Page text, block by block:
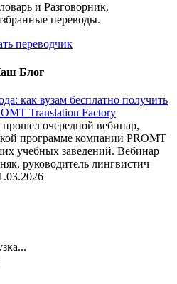
и Разговорник,
переводы.
Блог
как вузам бесплатно получить
Translation Factory
прошел очередной вебинар,
программе компании PROMT
учебных заведений. Вебинар
руководитель лингвистич